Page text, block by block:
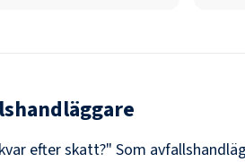
efter skatt?" Som